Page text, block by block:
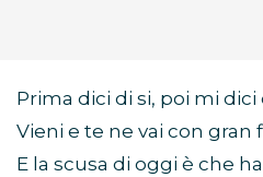
Prima dici di si, poi mi dici
Vieni e te ne vai con gran
E la scusa di oggi è che